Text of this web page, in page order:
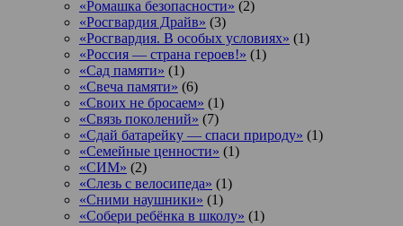
«Ромашка безопасности» (2)
«Росгвардия Драйв» (3)
«Росгвардия. В особых условиях» (1)
«Россия — страна героев!» (1)
«Сад памяти» (1)
«Свеча памяти» (6)
«Своих не бросаем» (1)
«Связь поколений» (7)
«Сдай батарейку — спаси природу» (1)
«Семейные ценности» (1)
«СИМ» (2)
«Слезь с велосипеда» (1)
«Сними наушники» (1)
«Собери ребёнка в школу» (1)